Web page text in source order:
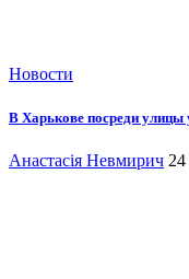
Новости
В Харькове посреди улицы
Анастасія Невмирич